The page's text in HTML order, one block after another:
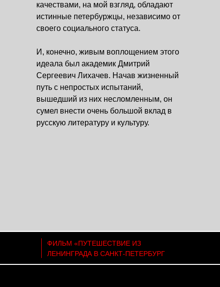
качествами, на мой взгляд, обладают
истинные петербуржцы, независимо от
своего социального статуса.
И, конечно, живым воплощением этого
идеала был академик Дмитрий
Сергеевич Лихачев. Начав жизненный
путь с непростых испытаний,
вышедший из них несломленным, он
сумел внести очень большой вклад в
русскую литературу и культуру.
ФИЛЬМ «ПУТЕШЕСТВИЕ ИЗ
ЛЕНИНГРАДА В САНКТ-ПЕТЕРБУРГ